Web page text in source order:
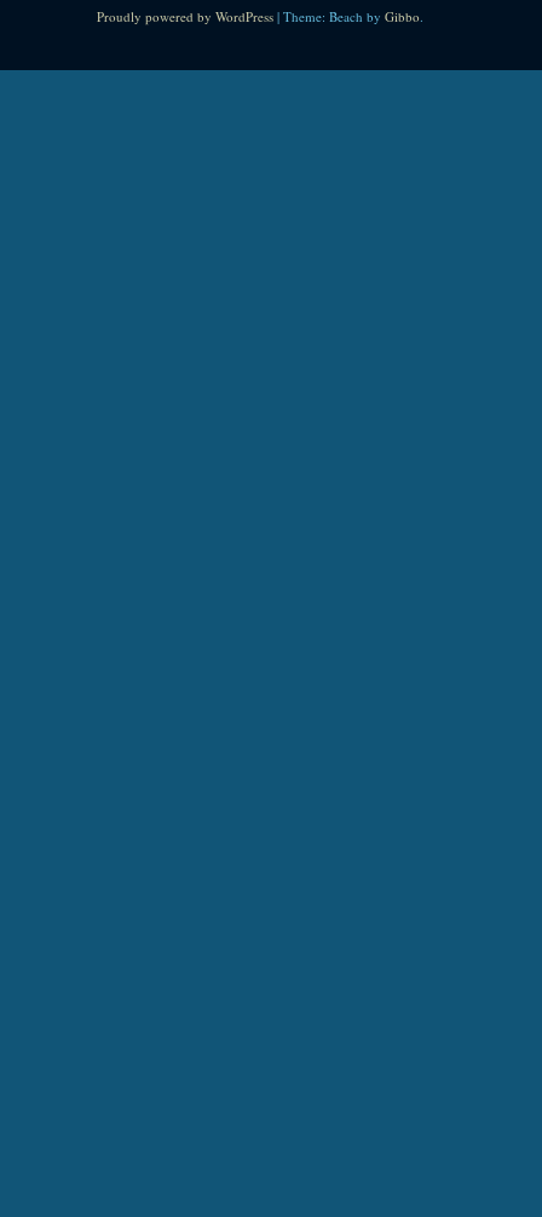
Proudly powered by WordPress | Theme: Beach by Gibbo.